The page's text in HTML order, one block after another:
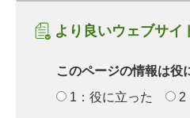
より良いウェブサイ
このページの情報は役
1：役に立った
2